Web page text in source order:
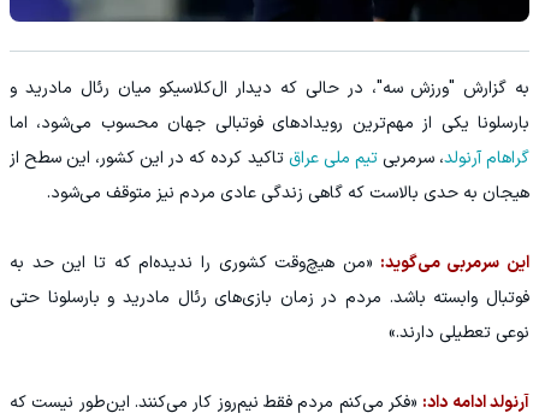
به گزارش "ورزش سه"، در حالی که دیدار ال‌کلاسیکو میان رئال مادرید و
بارسلونا یکی از مهم‌ترین رویدادهای فوتبالی جهان محسوب می‌شود، اما
گراهام آرنولد، سرمربیتیم ملی عراقتاکید کرده که در این کشور، این سطح از
هیجان به حدی بالاست که گاهی زندگی عادی مردم نیز متوقف می‌شود.
این سرمربی می‌گوید: «من هیچ‌وقت کشوری را ندیده‌ام که تا این حد به
فوتبال وابسته باشد. مردم در زمان بازی‌های رئال مادرید و بارسلونا حتی
نوعی تعطیلی دارند.»
آرنولد ادامه داد: «فکر می‌کنم مردم فقط نیم‌روز کار می‌کنند. این‌طور نیست که